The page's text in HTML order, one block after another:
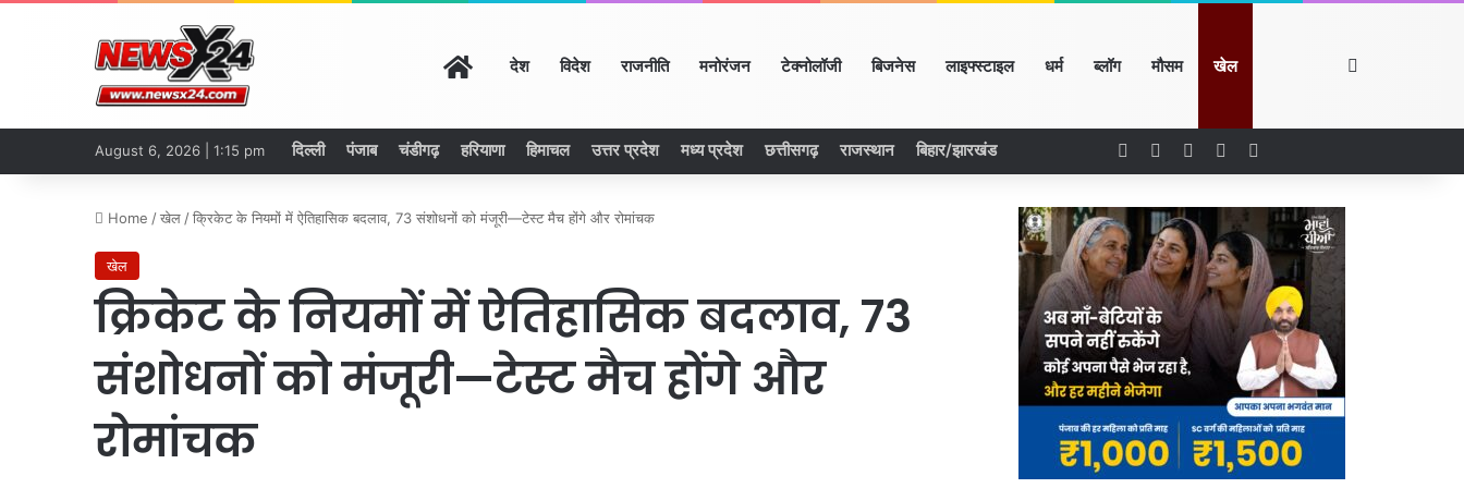
Homeदेश विदेश राजनीति मनोरंजन टेक्नोलॉजी बिजनेस लाइफ्स्टाइल धर्म ब्लॉग मौसम खेल
August 6, 2026 | 1:15 pm दिल्ली पंजाब चंडीगढ़ हरियाणा हिमाचल उत्तर प्रदेश मध्य प्रदेश छत्तीसगढ़ राजस्थान बिहार/झारखंड Facebook LinkedInYouTube
Home /खेल /क्रिकेट के नियमों में ऐतिहासिक बदलाव, 73 संशोधनों को मंजूरी—टेस्ट मैच होंगे और रोमांचक
खेल
क्रिकेट के नियमों में ऐतिहासिक बदलाव, 73
संशोधनों को मंजूरी—टेस्ट मैच होंगे और
रोमांचक